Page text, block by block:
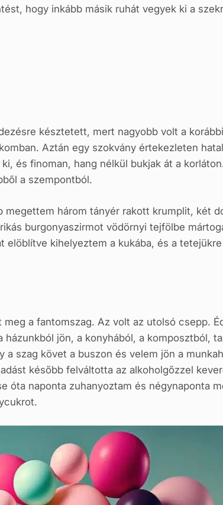
hogy inkább másik ruhát vegyek ki a
késztetett, mert nagyobb volt a
Aztán egy szokvány értekezleten
és finoman, hang nélkül bukjak át a
a szempontból.
három tányér rakott krumplit, két
burgonyaszirmot vödörnyi tejfölbe
kihelyeztem a kukába, és a
a fantomszag. Az volt az utolsó csepp.
jön, a konyhából, a komposztból,
szag követ a buszon és velem jön a
később felváltotta az alkoholgőzzel
óta naponta zuhanyoztam és négynaponta